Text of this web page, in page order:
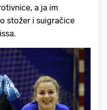
a ja im
stožer i suigračice